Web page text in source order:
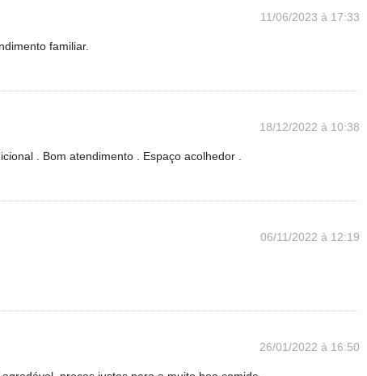
11/06/2023 à 17:33
familiar.
18/12/2022 à 10:38
. Bom atendimento . Espaço acolhedor .
06/11/2022 à 12:19
26/01/2022 à 16:50